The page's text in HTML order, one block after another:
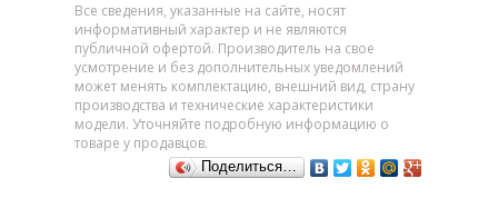
Все сведения, указанные на сайте, носят
информативный характер и не являются
публичной офертой. Производитель на свое
усмотрение и без дополнительных уведомлений
может менять комплектацию, внешний вид, страну
производства и технические характеристики
модели. Уточняйте подробную информацию о
товаре у продавцов.
Поделиться…